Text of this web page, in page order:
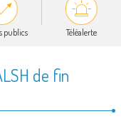
publics Téléalerte
de fin